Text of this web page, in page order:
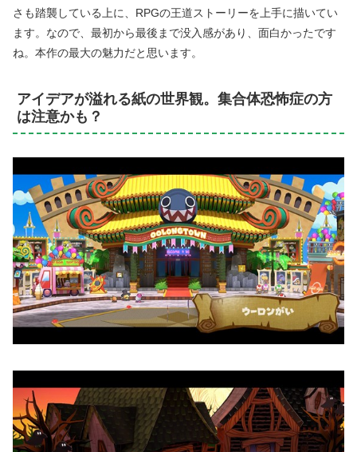
さも踏襲している上に、RPGの王道ストーリーを上手に描いてい
ます。なので、最初から最後まで没入感があり、面白かったです
ね。本作の最大の魅力だと思います。
アイデアが溢れる紙の世界観。集合体恐怖症の方
は注意かも？